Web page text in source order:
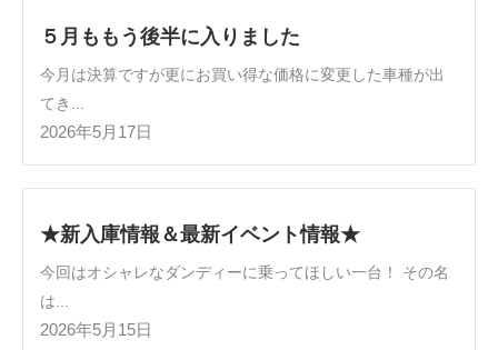
５月ももう後半に入りました
今月は決算ですが更にお買い得な価格に変更した車種が出
てき...
2026年5月17日
★新入庫情報＆最新イベント情報★
今回はオシャレなダンディーに乗ってほしい一台！ その名
は...
2026年5月15日